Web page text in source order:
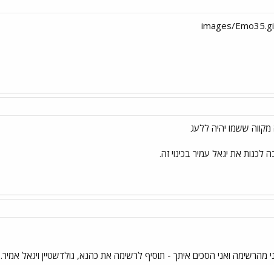
ששמו יהיה ללעג
את יגאל עמיר בכינוי זה.
מהרשימה ואני הסכים איתך - תוסיף לרשימה את כהנא, גולדשטיין ויגאל אמיר.